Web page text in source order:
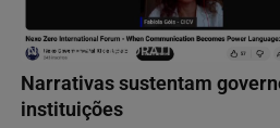
NOTÍCIAS CORPORATIVAS
Narrativas sustentam
instituições